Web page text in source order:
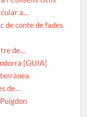
a…
de conte de fades
de…
[GUIA]
de…